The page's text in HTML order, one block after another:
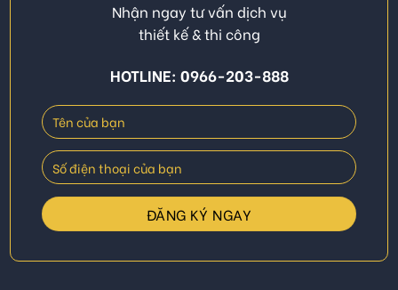
Nhận ngay tư vấn dịch vụ
thiết kế & thi công
HOTLINE: 0966-203-888